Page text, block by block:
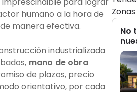
humano a la hora de
de manera efectiva.
industrializada
mano de obra
de plazos, precio
orientativo, por cada
No